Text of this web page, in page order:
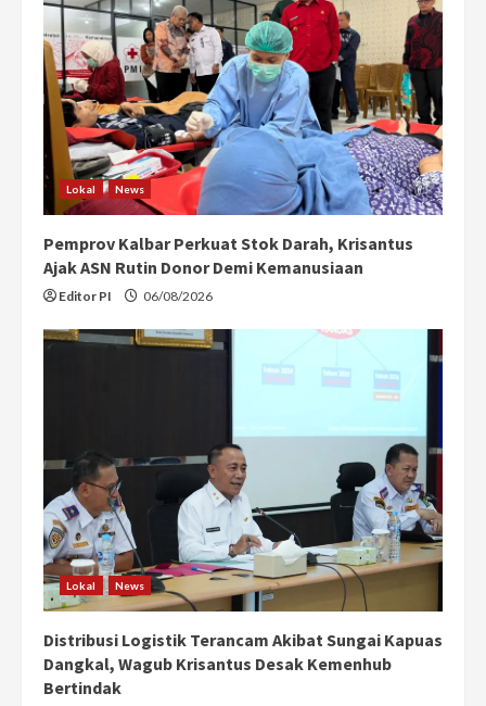
Lokal News
Pemprov Kalbar Perkuat Stok Darah, Krisantus
Ajak ASN Rutin Donor Demi Kemanusiaan
Editor PI 06/08/2026
Lokal News
Distribusi Logistik Terancam Akibat Sungai Kapuas
Dangkal, Wagub Krisantus Desak Kemenhub
Bertindak